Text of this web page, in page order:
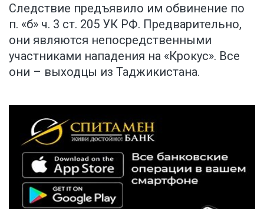
Следствие предъявило им обвинение по
п. «б» ч. 3 ст. 205 УК РФ. Предварительно,
они являются непосредственными
участниками нападения на «Крокус». Все
они – выходцы из Таджикистана.